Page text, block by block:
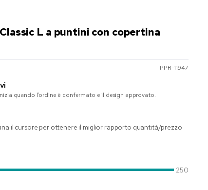
L a puntini con copertina
PPR-11947
quando l’ordine è confermato e il design approvato.
il cursore per ottenere il miglior rapporto quantità/prezzo
250